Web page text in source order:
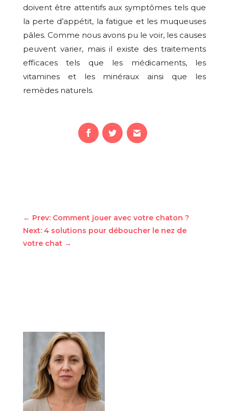
doivent être attentifs aux symptômes tels que
la perte d’appétit, la fatigue et les muqueuses
pâles. Comme nous avons pu le voir, les causes
peuvent varier, mais il existe des traitements
efficaces tels que les médicaments, les
vitamines et les minéraux ainsi que les
remèdes naturels.
← Prev: Comment jouer avec votre chaton ?
Next: 4 solutions pour déboucher le nez de
votre chat →